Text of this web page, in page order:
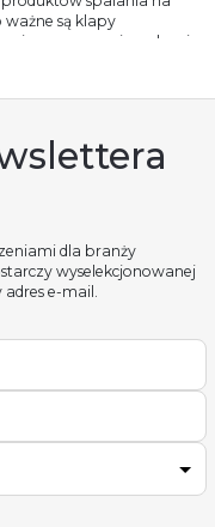
są klapy
w momencie wykrycia
osób oraz działania
systemu
kompleksowego systemu
produkty oferowane
PROLIGHT, klapy żal.
żal. LAM).
na dachach pokrytych
czy dachówką, co
dla branży
wyselekcjonowanej
e-mail.